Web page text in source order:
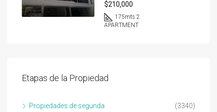
$210,000
175mts 2
APARTMENT
Etapas de la Propiedad
Propiedades de segunda (3340)